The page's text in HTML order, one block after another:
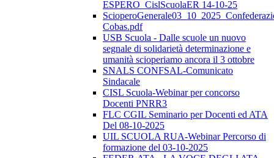
ESPERO_CislScuolaER 14-10-25
Cobas.pdf
USB Scuola - Dalle scuole un nuovo
segnale di solidarietà determinazione e
umanità scioperiamo ancora il 3 ottobre
SNALS CONFSAL-Comunicato
Sindacale
CISL Scuola-Webinar per concorso
Docenti PNRR3
FLC CGIL Seminario per Docenti ed ATA
Del 08-10-2025
UIL SCUOLA RUA-Webinar Percorso di
formazione del 03-10-2025